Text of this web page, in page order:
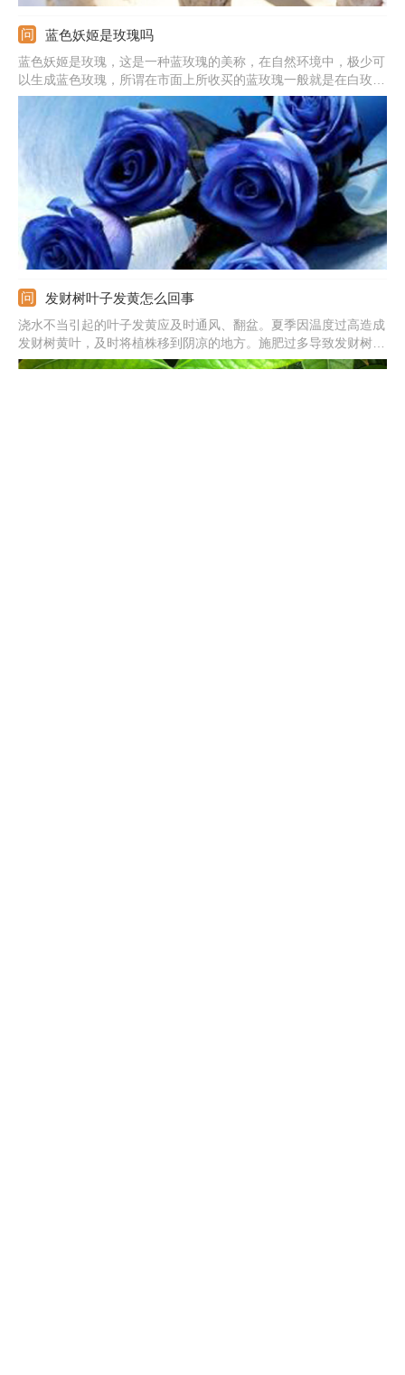
蓝色妖姬是玫瑰吗
蓝色妖姬是玫瑰，这是一种蓝玫瑰的美称，在自然环境中，极少可
以生成蓝色玫瑰，所谓在市面上所收买的蓝玫瑰一般就是在白玫瑰
成长初期，还未长成成熟花朵品种的时候，人工加上不易掉色的蓝
色染色剂染制而成。
发财树叶子发黄怎么回事
浇水不当引起的叶子发黄应及时通风、翻盆。夏季因温度过高造成
发财树黄叶，及时将植株移到阴凉的地方。施肥过多导致发财树根
部腐烂，将植株脱盆，清理腐烂的部分，换上新土，重新栽种。